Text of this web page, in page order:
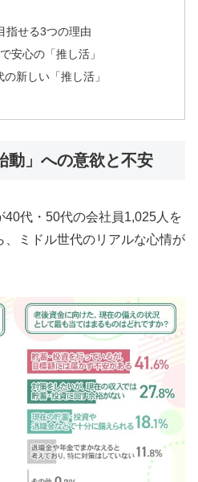
指せる3つの理由
安心の「推し活」
新しい「推し活」
動」への意欲と不安
代・50代の会社員1,025人を
、ミドル世代のリアルな心情が